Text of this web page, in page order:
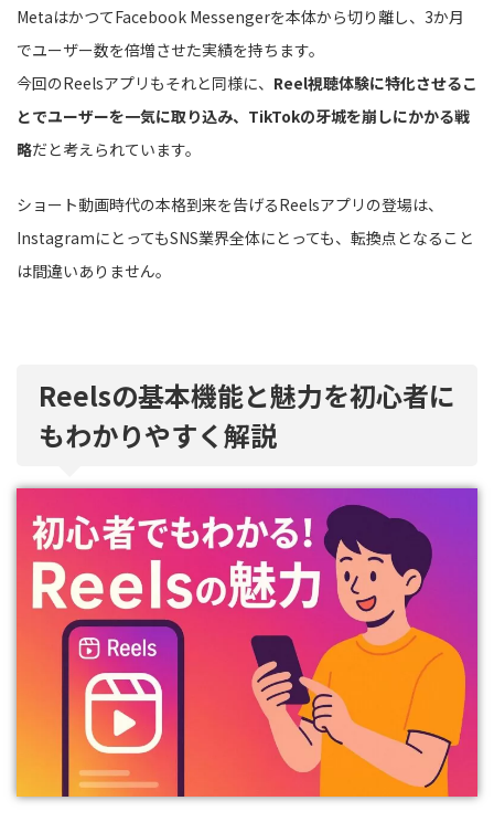
MetaはかつてFacebook Messengerを本体から切り離し、3か月
でユーザー数を倍増させた実績を持ちます。
今回のReelsアプリもそれと同様に、 Reel視聴体験に特化させるこ
とでユーザーを一気に取り込み、TikTokの牙城を崩しにかかる戦
略だと考えられています。
ショート動画時代の本格到来を告げるReelsアプリの登場は、
InstagramにとってもSNS業界全体にとっても、転換点となること
は間違いありません。
Reelsの基本機能と魅力を初心者に
もわかりやすく解説